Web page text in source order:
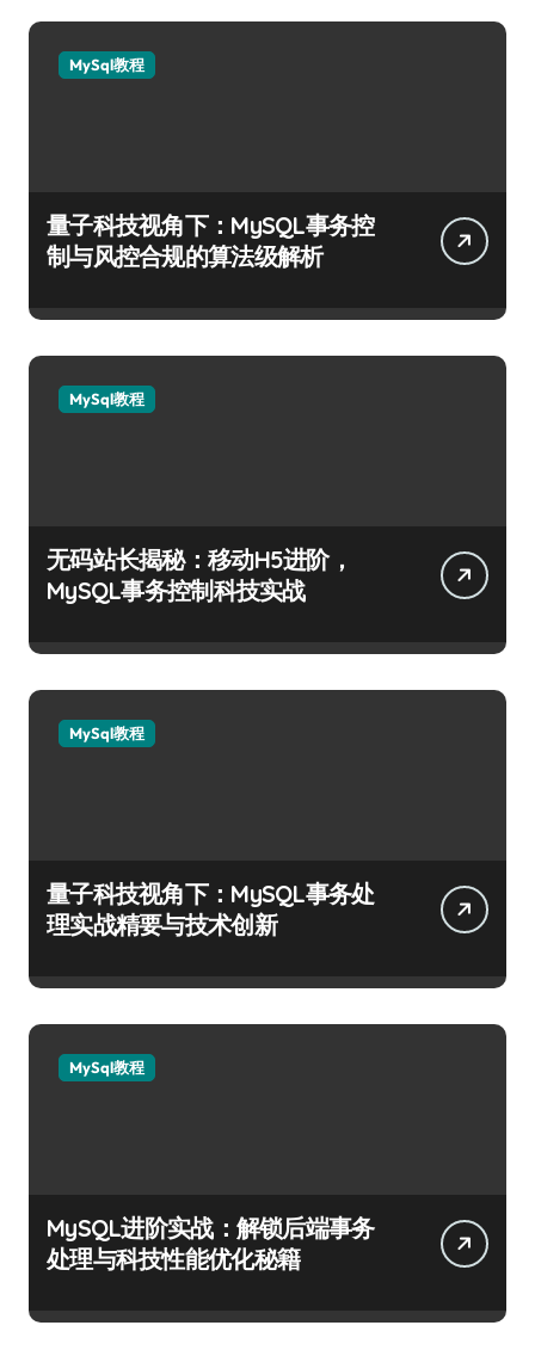
MySql教程
量子科技视角下：MySQL事务控
制与风控合规的算法级解析
MySql教程
无码站长揭秘：移动H5进阶，
MySQL事务控制科技实战
MySql教程
量子科技视角下：MySQL事务处
理实战精要与技术创新
MySql教程
MySQL进阶实战：解锁后端事务
处理与科技性能优化秘籍